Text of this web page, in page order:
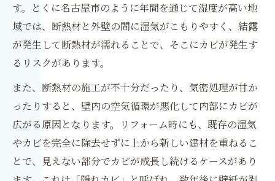
す。とくに名古屋市のように年間を通じて湿度が高い地
域では、断熱材と外壁の間に湿気がこもりやすく、結露
が発生して断熱材が濡れることで、そこにカビが発生す
るリスクがあります。
また、断熱材の施工が不十分だったり、気密処理が甘か
ったりすると、壁内の空気循環が悪化して内部にカビが
広がる原因となります。リフォーム時にも、既存の湿気
やカビを完全に除去せずに上から新しい建材を重ねるこ
とで、見えない部分でカビが成長し続けるケースがあり